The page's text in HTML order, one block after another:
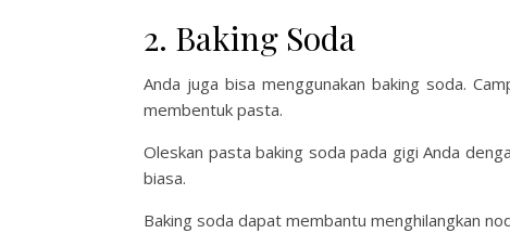
2. Baking Soda
Anda juga bisa menggunakan baking soda.
membentuk pasta.
Oleskan pasta baking soda pada gigi Anda
biasa.
Baking soda dapat membantu menghilangkan